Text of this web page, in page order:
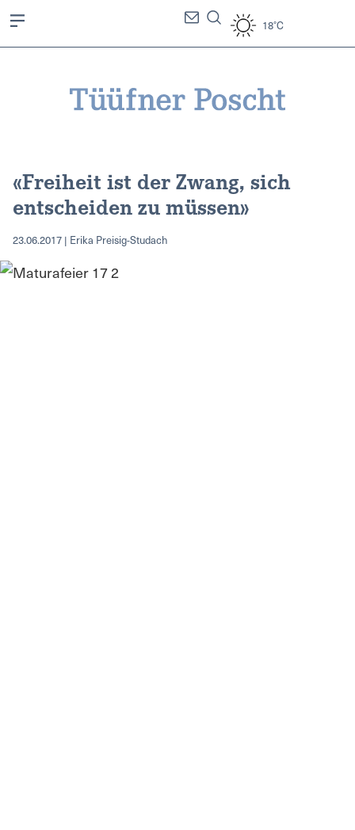
18°C
«Freiheit ist der Zwang, sich
entscheiden zu müssen»
23.06.2017 | Erika Preisig-Studach